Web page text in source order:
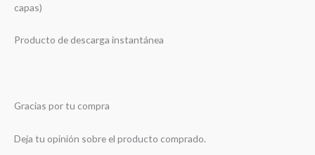
capas)
Producto de descarga instantánea
Gracias por tu compra
Deja tu opinión sobre el producto comprado.